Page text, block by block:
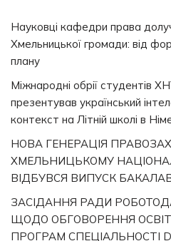
Науковці кафедри права
Хмельницької громади: від
плану
Міжнародні обрії студентів
презентував український
контекст на Літній школі в
НОВА ГЕНЕРАЦІЯ
ХМЕЛЬНИЦЬКОМУ
ВІДБУВСЯ ВИПУСК
ЗАСІДАННЯ РАДИ
ЩОДО ОБГОВОРЕННЯ
ПРОГРАМ СПЕЦІАЛЬНОСТІ